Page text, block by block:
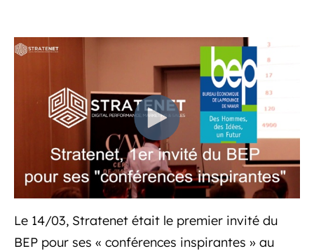
Le 14/03, Stratenet était le premier invité du
BEP pour ses « conférences inspirantes » au